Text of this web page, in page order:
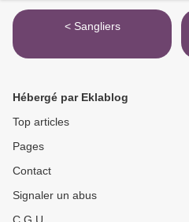
< Sangliers
Hébergé par Eklablog
Top articles
Pages
Contact
Signaler un abus